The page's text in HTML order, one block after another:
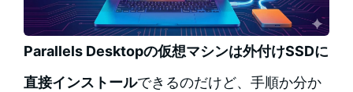
Parallels Desktopの仮想マシンは外付けSSDに
直接インストールできるのだけど、手順か分か